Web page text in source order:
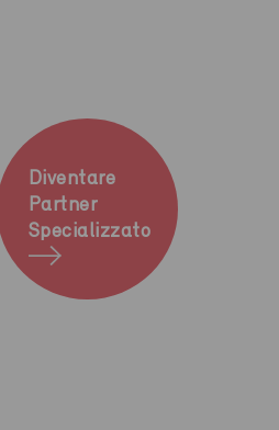
Diventare
Partner
Specializzato